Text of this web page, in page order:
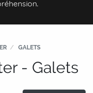
GALETS
- Galets